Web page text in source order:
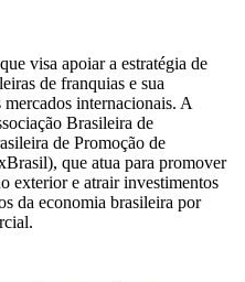
visa apoiar a estratégia de
de franquias e sua
internacionais. A
Brasileira de
de Promoção de
que atua para promover
exterior e atrair investimentos
da economia brasileira por